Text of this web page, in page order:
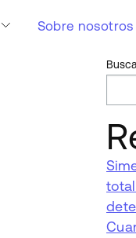
Sobre nosotros